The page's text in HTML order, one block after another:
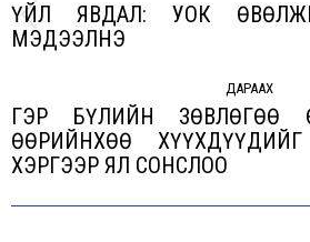
Previous
ҮЙЛ ЯВДАЛ: УОК
МЭДЭЭЛНЭ
ДАРААХ
Next
ГЭР БҮЛИЙН ЗӨВЛӨГӨӨ
ӨӨРИЙНХӨӨ
ХЭРГЭЭР ЯЛ СОНСЛОО